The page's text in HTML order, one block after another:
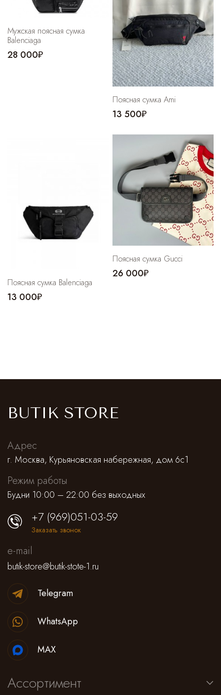
Мужская поясная сумка
Balenciaga
28 000₽
Поясная сумка Ami
13 500₽
Поясная сумка Balenciaga
13 000₽
Поясная сумка Gucci
26 000₽
BUTIK STORE
Адрес
г. Москва, Курьяновская набережная, дом 6с1
Режим работы
Будни 10:00 – 22:00 без выходных
Ассортимент
+7 (969)051-03-59
Заказать звонок
e-mail
butik-store@butik-stote-1.ru
Telegram
WhatsApp
MAX